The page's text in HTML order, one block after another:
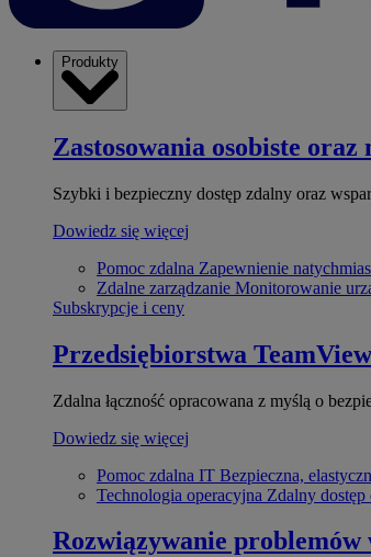
Produkty
Zastosowania osobiste
Szybki i bezpieczny dostęp zdalny oraz
Dowiedz się więcej
Pomoc zdalna Zapewnienie
Zdalne zarządzanie Monitorowanie
Subskrypcje i ceny
Przedsiębiorstwa
Zdalna łączność opracowana z myślą o
Dowiedz się więcej
Pomoc zdalna IT Bezpieczna,
Technologia operacyjna Zdalny
Rozwiązywanie problemów